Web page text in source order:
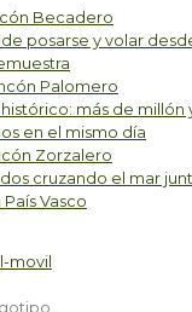
Becadero
posarse y volar
Palomero
más de
en el mismo día
Zorzalero
cruzando el mar
Vasco